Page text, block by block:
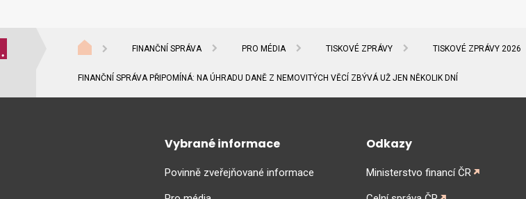
FINANČNÍ SPRÁVA PRO MÉDIA TISKOVÉ ZPRÁVY TISKOVÉ ZPRÁVY 2026
FINANČNÍ SPRÁVA PŘIPOMÍNÁ: NA ÚHRADU DANĚ Z NEMOVITÝCH VĚCÍ ZBÝVÁ UŽ JEN NĚKOLIK DNÍ
Vybrané informace
Povinně zveřejňované informace
Odkazy
Ministerstvo financí ČR